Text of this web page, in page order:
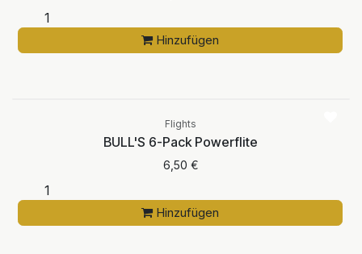
Hinzufügen
Flights
BULL'S 6-Pack Powerflite
6,50 €
Hinzufügen